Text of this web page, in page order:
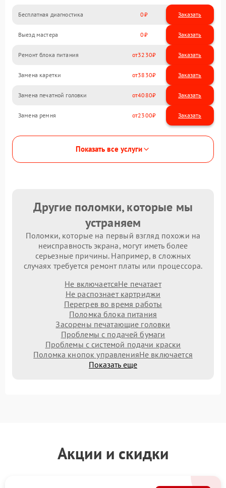
Бесплатная диагностика 0 Заказать
Выезд мастера 0 Заказать
Ремонт блока питания 3230
Замена каретки 3830
Замена печатной головки 4080
Замена ремня 2300
Показать все услуги
Другие поломки, которые мы
устраняем
Поломки, которые на первый взгляд похожи на
неисправность экрана, могут иметь более
серьезные причины. Например, в сложных
случаях требуется ремонт платы или процессора.
Не включаетсяНе печатает
Не распознает картриджи
Перегрев во время работы
Поломка блока питания
Засорены печатающие головки
Проблемы с подачей бумаги
Проблемы с системой подачи краски
Поломка кнопок управленияНе включается
Показать еще
Акции и скидки